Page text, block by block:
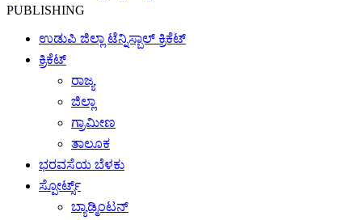
PUBLISHING
ಉಡುಪಿ ಜಿಲ್ಲಾ ಟೆನ್ನಿಸ್ಬಾಲ್ ಕ್ರಿಕೆಟ್
ಕ್ರಿಕೆಟ್
ರಾಜ್ಯ
ಜಿಲ್ಲಾ
ಗ್ರಾಮೀಣ
ತಾಲೂಕ
ಭರವಸೆಯ ಬೆಳಕು
ಸ್ಪೋರ್ಟ್ಸ್
ಬ್ಯಾಡ್ಮಿಂಟನ್